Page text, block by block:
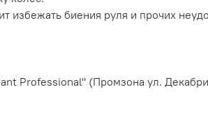
избежать биения руля и прочих
Professional" (Промзона ул.